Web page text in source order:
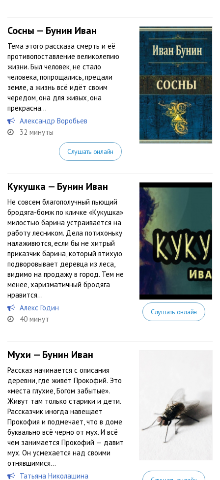
Сосны — Бунин Иван
Тема этого рассказа смерть и её
противопоставление великолепию
жизни. Был человек, не стало
человека, попрощались, предали
земле, а жизнь всё идёт своим
чередом, она для живых, она
прекрасна…
Александр Воробьев
32 минуты
Слушать онлайн
Кукушка — Бунин Иван
Не совсем благополучный пьющий
бродяга-бомж по кличке «Кукушка»
милостью барина устраивается на
работу лесником. Дела потихоньку
налаживются, если бы не хитрый
приказчик барина, который втихую
подворовывает деревца из леса,
видимо на продажу в город. Тем не
менее, харизматичный бродяга
нравится...
Алекс Годин
40 минут
Слушать онлайн
Мухи — Бунин Иван
Рассказ начинается с описания
деревни, где живёт Прокофий. Это
«места глухие, Богом забытые».
Живут там только старики и дети.
Рассказчик иногда навещает
Прокофия и подмечает, что в доме
буквально всё черно от мух. И всё
чем занимается Прокофий — давит
мух. Он усмехается над своими
отнявшимися...
Татьяна Николашина